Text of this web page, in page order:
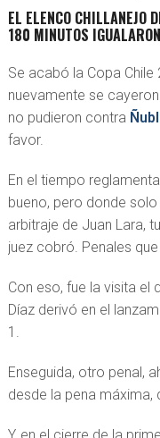
EL ELENCO CHILLANEJO
180 MINUTOS
Se acabó la Copa Chile
nuevamente se
no pudieron contra
favor.
En el tiempo
bueno, pero donde
arbitraje de Juan Lara,
juez cobró. Penales
Con eso, fue la visita el
Díaz derivó en el
1.
Enseguida, otro penal,
desde la pena